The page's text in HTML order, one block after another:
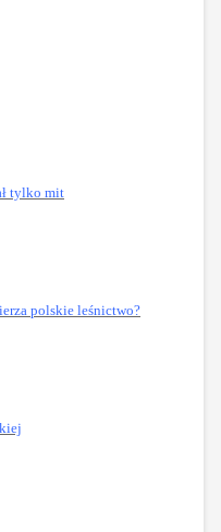
tylko mit
polskie leśnictwo?